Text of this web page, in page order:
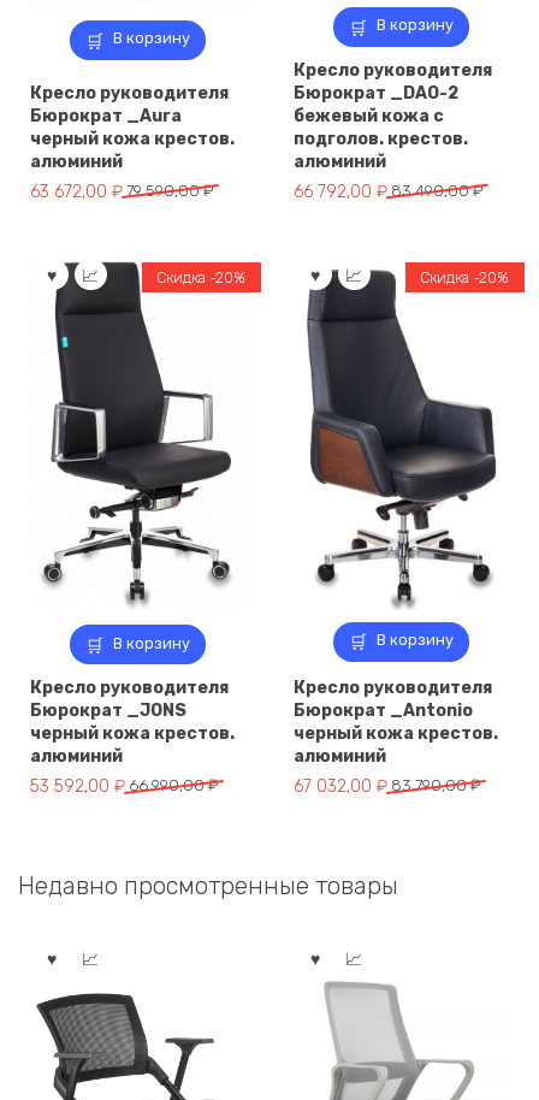
В корзину
Кресло руководителя
Бюрократ _Aura
черный кожа крестов.
алюминий
79 590,00₽
Первоначальная
590,00 ₽.
63 672,00 ₽
Текущая
672,00 ₽.
В корзину
Кресло руководителя
Бюрократ _DAO-2
бежевый кожа с
подголов. крестов.
алюминий
83 490,00₽
Первоначальная
490,00 ₽.
66 792,00 ₽
Текущая
792,00 ₽.
В корзину
Скидка -20%
Кресло руководителя
Бюрократ _JONS
черный кожа крестов.
алюминий
66 990,00₽
Первоначальная
990,00 ₽.
53 592,00 ₽
Текущая
В корзину
Скидка -20%
Кресло руководителя
Бюрократ _Antonio
черный кожа крестов.
алюминий
83 790,00₽
Первоначальная
790,00 ₽.
67 032,00 ₽
Текущая
Недавно просмотренные товары